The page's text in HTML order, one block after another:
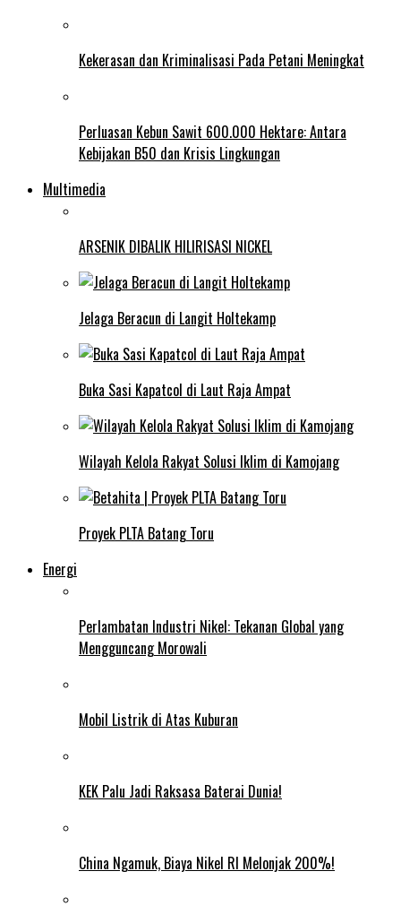
Kekerasan dan Kriminalisasi Pada Petani Meningkat
Perluasan Kebun Sawit 600.000 Hektare: Antara
Kebijakan B50 dan Krisis Lingkungan
Multimedia
ARSENIK DIBALIK HILIRISASI NICKEL
Jelaga Beracun di Langit Holtekamp
Buka Sasi Kapatcol di Laut Raja Ampat
Wilayah Kelola Rakyat Solusi Iklim di Kamojang
Proyek PLTA Batang Toru
Energi
Perlambatan Industri Nikel: Tekanan Global yang
Mengguncang Morowali
Mobil Listrik di Atas Kuburan
KEK Palu Jadi Raksasa Baterai Dunia!
China Ngamuk, Biaya Nikel RI Melonjak 200%!